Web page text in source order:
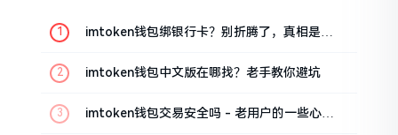
imtoken钱包绑银行卡？别折腾了，真相是这
imtoken钱包中文版在哪找？老手教你避坑
imtoken钱包交易安全吗 - 老用户的一些心里